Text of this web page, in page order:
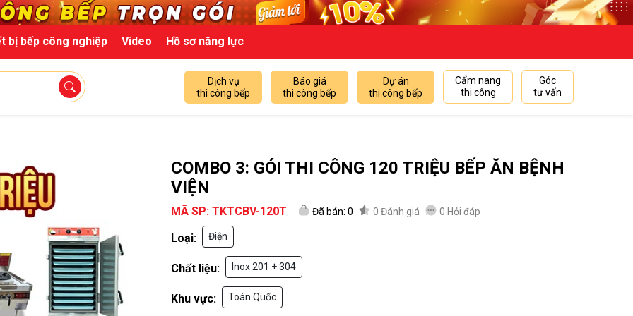
bị bếp công nghiệp Video Hồ sơ năng lực
Dịch vụ
thi công bếp
Báo giá
thi công bếp
Dự án
thi công bếp
Cẩm nang
thi công
Góc
tư vấn
COMBO 3: GÓI THI CÔNG 120 TRIỆU BẾP ĂN BỆNH
VIỆN
MÃ SP: TKTCBV-120T Đã bán: 0 0 Đánh giá 0 Hỏi đáp
Loại: Điện
Chất liệu: Inox 201 + 304
Khu vực: Toàn Quốc